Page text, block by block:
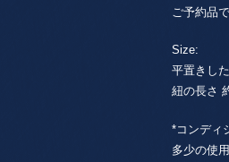
ご予約品
Size:
平置きし
紐の長さ
*コンディ
多少の使